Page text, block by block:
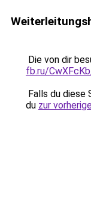
Die von dir
fb.ru/
Falls du diese
du zur